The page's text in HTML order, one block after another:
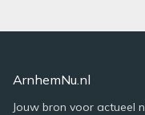
ArnhemNu.nl
Jouw bron voor actueel